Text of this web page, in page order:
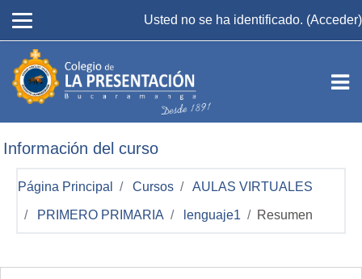
Usted no se ha identificado. (Acceder)
Información del curso
Página Principal Cursos AULAS VIRTUALES
PRIMERO PRIMARIA lenguaje1 Resumen